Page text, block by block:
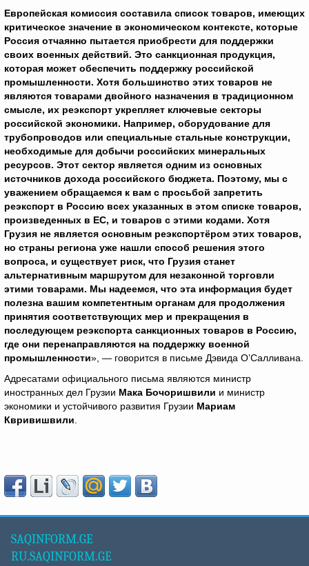
Европейская комиссия составила список товаров, имеющих
критическое значение в экономическом контексте, которые
Россия отчаянно пытается приобрести для поддержки
своих военных действий. Это санкционная продукция,
которая может обеспечить поддержку российской
промышленности. Хотя большинство этих товаров не
являются товарами двойного назначения в традиционном
смысле, их реэкспорт укрепляет ключевые секторы
российской экономики. Например, оборудование для
трубопроводов или специальные стальные конструкции,
необходимые для добычи российских минеральных
ресурсов. Этот сектор является одним из основных
источников дохода российского бюджета. Поэтому, мы с
уважением обращаемся к вам с просьбой запретить
реэкспорт в Россию всех указанных в этом списке товаров,
произведенных в ЕС, и товаров с этими кодами. Хотя
Грузия не является основным реэкспортёром этих товаров,
но страны региона уже нашли способ решения этого
вопроса, и существует риск, что Грузия станет
альтернативным маршрутом для незаконной торговли
этими товарами. Мы надеемся, что эта информация будет
полезна вашим компетентным органам для продолжения
принятия соответствующих мер и прекращения в
последующем реэкспорта санкционных товаров в Россию,
где они перенаправляются на поддержку военной
промышленности», — говорится в письме Дэвида О’Салливана.
Адресатами официального письма являются министр
иностранных дел Грузии Мака Бочоришвили и министр
экономики и устойчивого развития Грузии Мариам
Квривишвили
SAQINFORM.GE
RU.SAQINFORM.GE